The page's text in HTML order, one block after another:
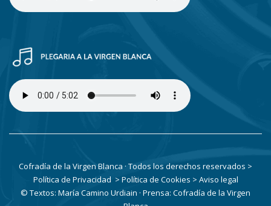
Cofradía de la Virgen Blanca · Todos los derechos reservados >
Política de Privacidad > Política de Cookies > Aviso legal
© Textos: María Camino Urdiain · Prensa: Cofradía de la Virgen